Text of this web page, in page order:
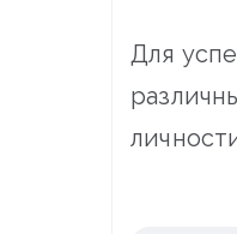
Для